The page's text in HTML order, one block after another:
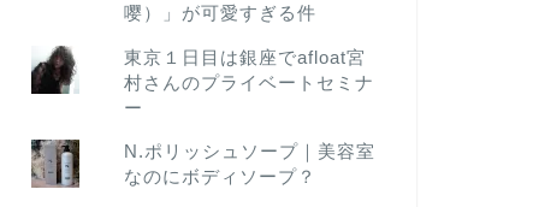
嘤）」が可愛すぎる件
東京１日目は銀座でafloat宮
村さんのプライベートセミナ
ー
N.ポリッシュソープ｜美容室
なのにボディソープ？